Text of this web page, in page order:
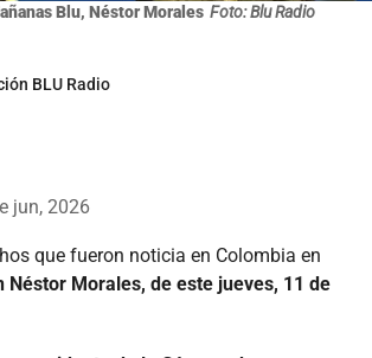
Blu, Néstor Morales Foto: Blu Radio
BLU Radio
jun, 2026
que fueron noticia en Colombia en
Néstor Morales, de este jueves, 11 de